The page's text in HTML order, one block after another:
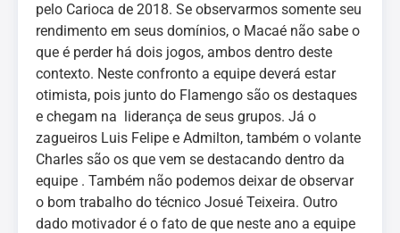
pelo Carioca de 2018. Se observarmos somente seu
rendimento em seus domínios, o Macaé não sabe o
que é perder há dois jogos, ambos dentro deste
contexto. Neste confronto a equipe deverá estar
otimista, pois junto do Flamengo são os destaques
e chegam na liderança de seus grupos. Já o
zagueiros Luis Felipe e Admilton, também o volante
Charles são os que vem se destacando dentro da
equipe . Também não podemos deixar de observar
o bom trabalho do técnico Josué Teixeira. Outro
dado motivador é o fato de que neste ano a equipe